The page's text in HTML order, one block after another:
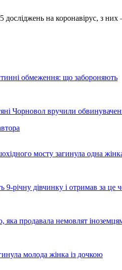
досліджень на коронавірус, з
обмеження: що забороняють
Чорновол вручили
мосту загинула одна
9-річну дівчинку і отримав за
яка продавала немовлят
молода жінка із дочкою